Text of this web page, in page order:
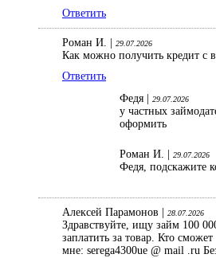
Ответить
Роман И. | 29.07.2026
Как можно получить кредит с
Ответить
Федя |
29.07.2026
у частных
оформить
Роман И. | 29.07.2026
Федя, подскажите
Алексей Парамонов | 28.07.2026
Здравствуйте, ищу займ 100
заплатить за товар. Кто
мне: serega4300ue @ mail .ru